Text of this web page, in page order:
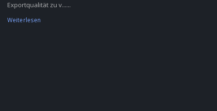
Exportqualität zu v......
Weiterlesen